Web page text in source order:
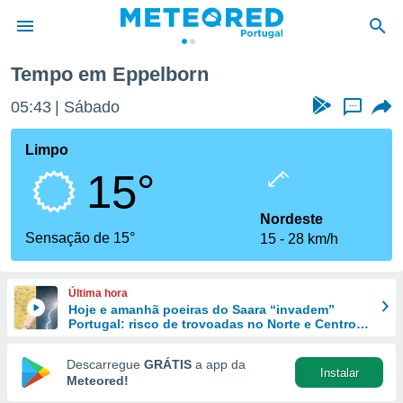
da
foi
fornecidas
a este
das
e
forma
digital
Tempo em Eppelborn
05:43 Sábado ...
Limpo
15°
Sensação de 15°
Nordeste
15
28 km/h
Última hora
Hoje e amanhã poeiras do Saara “invadem”
Portugal: risco de trovoadas no Norte e Centro
Descarregue GRÁTIS a app da
Meteored!
Instalar